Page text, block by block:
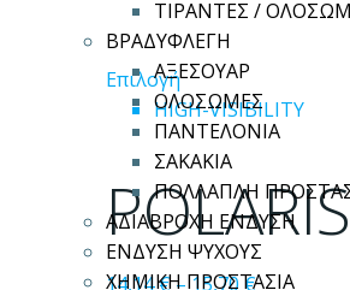
ΤΙΡΑΝΤΕΣ /
ΒΡΑΔΥΦΛΕΓΗ
ΑΞΕΣΟΥΑΡ
ΟΛΟΣΩΜΕΣ
ΠΑΝΤΕΛΟΝΙΑ
ΣΑΚΑΚΙΑ
ΠΟΛΛΑΠΛΗ
ΑΔΙΑΒΡΟΧΗ ΕΝΔΥΣΗ
ΕΝΔΥΣΗ ΨΥΧΟΥΣ
ΧΗΜΙΚΗ ΠΡΟΣΤΑΣΙΑ
ΕπιλογήΑυτό
το
προϊόν
έχει
πολλαπλές
παραλλαγές.
Οι
HIGH-VISIBILITY
14,14€–15,70€